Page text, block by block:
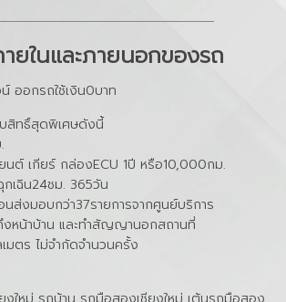
ายในและภายนอกของรถ
ออกรถใช้เงิน0บาท
สิทธิ์สุดพิเศษดังนี้
นต์ เกียร์ กล่องECU 1ปี หรือ10,000กม.
เฉิน24ชม. 365วัน
ส่งมอบกว่า37รายการจากศูนย์บริการ
หน้าบ้าน และทำสัญญานอกสถานที่
ตร ไม่จำกัดจำนวนครั้ง